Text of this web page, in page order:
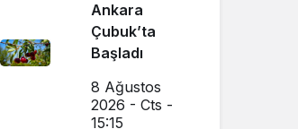
Ankara
Çubuk’ta
Başladı
8 Ağustos
2026 - Cts -
15:15